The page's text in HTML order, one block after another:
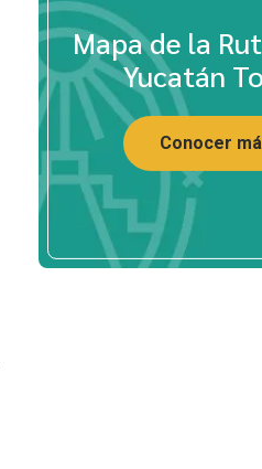
Mapa de la
Yucatán
Conocer